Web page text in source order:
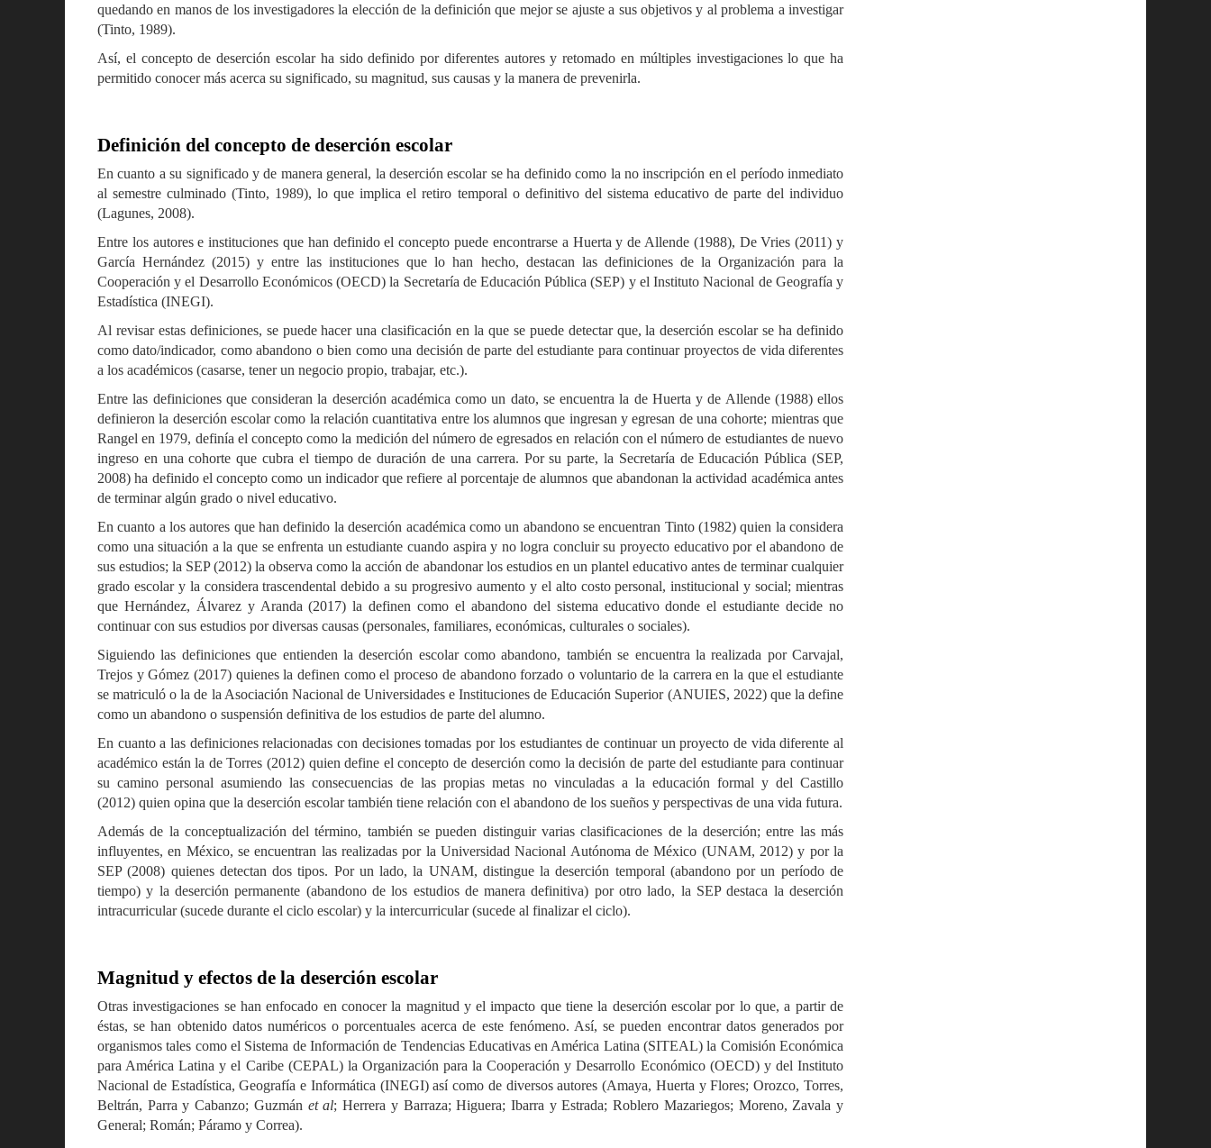
quedando en manos de los investigadores la elección de la definición que mejor se ajuste a sus objetivos y al problema a investigar
(Tinto, 1989).
Así, el concepto de deserción escolar ha sido definido por diferentes autores y retomado en múltiples investigaciones lo que ha
permitido conocer más acerca su significado, su magnitud, sus causas y la manera de prevenirla.
Definición del concepto de deserción escolar
En cuanto a su significado y de manera general, la deserción escolar se ha definido como la no inscripción en el período inmediato
al semestre culminado (Tinto, 1989), lo que implica el retiro temporal o definitivo del sistema educativo de parte del individuo
(Lagunes, 2008).
Entre los autores e instituciones que han definido el concepto puede encontrarse a Huerta y de Allende (1988), De Vries (2011) y
García Hernández (2015) y entre las instituciones que lo han hecho, destacan las definiciones de la Organización para la
Cooperación y el Desarrollo Económicos (OECD) la Secretaría de Educación Pública (SEP) y el Instituto Nacional de Geografía y
Estadística (INEGI).
Al revisar estas definiciones, se puede hacer una clasificación en la que se puede detectar que, la deserción escolar se ha definido
como dato/indicador, como abandono o bien como una decisión de parte del estudiante para continuar proyectos de vida diferentes
a los académicos (casarse, tener un negocio propio, trabajar, etc.).
Entre las definiciones que consideran la deserción académica como un dato, se encuentra la de Huerta y de Allende (1988) ellos
definieron la deserción escolar como la relación cuantitativa entre los alumnos que ingresan y egresan de una cohorte; mientras que
Rangel en 1979, definía el concepto como la medición del número de egresados en relación con el número de estudiantes de nuevo
ingreso en una cohorte que cubra el tiempo de duración de una carrera. Por su parte, la Secretaría de Educación Pública (SEP,
2008) ha definido el concepto como un indicador que refiere al porcentaje de alumnos que abandonan la actividad académica antes
de terminar algún grado o nivel educativo.
En cuanto a los autores que han definido la deserción académica como un abandono se encuentran Tinto (1982) quien la considera
como una situación a la que se enfrenta un estudiante cuando aspira y no logra concluir su proyecto educativo por el abandono de
sus estudios; la SEP (2012) la observa como la acción de abandonar los estudios en un plantel educativo antes de terminar cualquier
grado escolar y la considera trascendental debido a su progresivo aumento y el alto costo personal, institucional y social; mientras
que Hernández, Álvarez y Aranda (2017) la definen como el abandono del sistema educativo donde el estudiante decide no
continuar con sus estudios por diversas causas (personales, familiares, económicas, culturales o sociales).
Siguiendo las definiciones que entienden la deserción escolar como abandono, también se encuentra la realizada por Carvajal,
Trejos y Gómez (2017) quienes la definen como el proceso de abandono forzado o voluntario de la carrera en la que el estudiante
se matriculó o la de la Asociación Nacional de Universidades e Instituciones de Educación Superior (ANUIES, 2022) que la define
como un abandono o suspensión definitiva de los estudios de parte del alumno.
En cuanto a las definiciones relacionadas con decisiones tomadas por los estudiantes de continuar un proyecto de vida diferente al
académico están la de Torres (2012) quien define el concepto de deserción como la decisión de parte del estudiante para continuar
su camino personal asumiendo las consecuencias de las propias metas no vinculadas a la educación formal y del Castillo
(2012) quien opina que la deserción escolar también tiene relación con el abandono de los sueños y perspectivas de una vida futura.
Además de la conceptualización del término, también se pueden distinguir varias clasificaciones de la deserción; entre las más
influyentes, en México, se encuentran las realizadas por la Universidad Nacional Autónoma de México (UNAM, 2012) y por la
SEP (2008) quienes detectan dos tipos. Por un lado, la UNAM, distingue la deserción temporal (abandono por un período de
tiempo) y la deserción permanente (abandono de los estudios de manera definitiva) por otro lado, la SEP destaca la deserción
intracurricular (sucede durante el ciclo escolar) y la intercurricular (sucede al finalizar el ciclo).
Magnitud y efectos de la deserción escolar
Otras investigaciones se han enfocado en conocer la magnitud y el impacto que tiene la deserción escolar por lo que, a partir de
éstas, se han obtenido datos numéricos o porcentuales acerca de este fenómeno. Así, se pueden encontrar datos generados por
organismos tales como el Sistema de Información de Tendencias Educativas en América Latina (SITEAL) la Comisión Económica
para América Latina y el Caribe (CEPAL) la Organización para la Cooperación y Desarrollo Económico (OECD) y del Instituto
Nacional de Estadística, Geografía e Informática (INEGI) así como de diversos autores (Amaya, Huerta y Flores; Orozco, Torres,
Beltrán, Parra y Cabanzo; Guzmán et al; Herrera y Barraza; Higuera; Ibarra y Estrada; Roblero Mazariegos; Moreno, Zavala y
General; Román; Páramo y Correa).